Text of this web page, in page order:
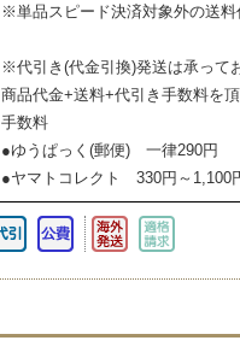
※単品スピード決済対象外の送料
※代引き(代金引換)発送は承って
商品代金+送料+代引き手数料を頂
手数料
●ゆうぱっく(郵便) 一律290円
●ヤマトコレクト 330円～1,100